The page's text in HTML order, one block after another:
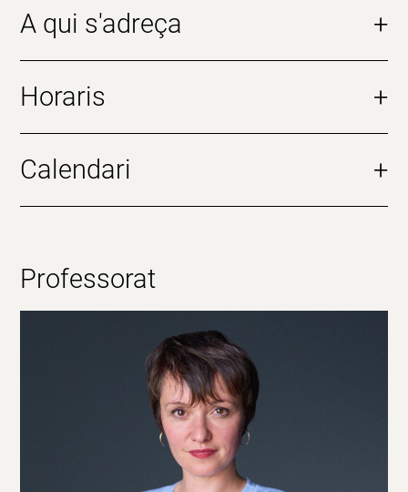
A qui s'adreça +
Horaris +
Calendari +
Professorat